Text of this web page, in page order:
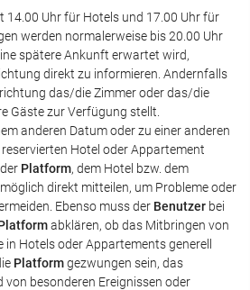
14.00 Uhr für Hotels und 17.00 Uhr für
werden normalerweise bis 20.00 Uhr
spätere Ankunft erwartet wird,
direkt zu informieren. Andernfalls
das/die Zimmer oder das/die
Gäste zur Verfügung stellt.
anderen Datum oder zu einer anderen
Hotel oder Appartement
Platform, dem Hotel bzw. dem
direkt mitteilen, um Probleme oder
Ebenso muss der Benutzer bei
abklären, ob das Mitbringen von
in Hotels oder Appartements generell
Platformgezwungen sein, das
besonderen Ereignissen oder